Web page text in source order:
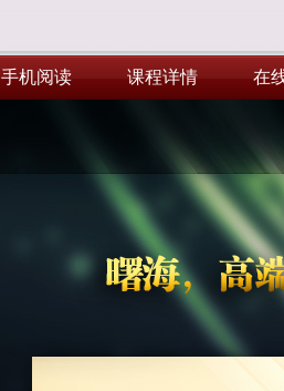
手机阅读 课程详情 在